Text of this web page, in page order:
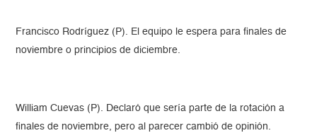
Francisco Rodríguez (P). El equipo le espera para finales de
noviembre o principios de diciembre.
William Cuevas (P). Declaró que sería parte de la rotación a
finales de noviembre, pero al parecer cambió de opinión.